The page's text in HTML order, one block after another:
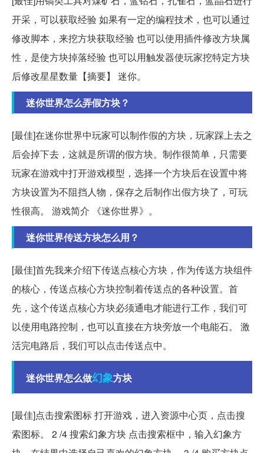
开采，可以获取经验 如果有一定的编程技术，也可以通过
修改脚本，来挖方块获取经验 也可以使用插件修改方块属
性，是使方块掉落经验 也可以用触发器使玩家挖特定方块
后修改星星数量【摘要】 迷你。
迷你世界怎么弄假方块？
[最佳]在迷你世界中玩家可以制作假的方块，玩家踩上去之
后会掉下去，这就是所谓的假方块。制作很简单，只需要
玩家在游戏中打开游戏模型，选择一个方块后在设置中将
方块设置为不阻挡人物，保存之后制作出假方块了，可玩
性很高。 游戏简介 《迷你世界》。
迷你世界传送方块怎么用？
[最佳]首先我来介绍下传送点核心方块，作为传送方块组件
的核心，传送点核心方块控制着传送点的各种设置。首
先，这个传送点核心方块必须通电才能进行工作，我们可
以使用电路控制，也可以直接在方块旁放一个电能石。 激
活完电路后，我们可以点击传送点中。
迷你世界怎么做幻象方块
[最佳]点击搜索图标 打开游戏，进入资源中心页，点击搜
索图标。 2 /4 搜索幻象方块 点击搜索框中，输入幻象方